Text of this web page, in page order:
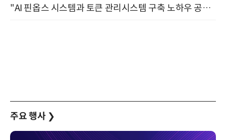
"AI 핀옵스 시스템과 토큰 관리시스템 구축 노하우 공개" 잠실 한국광고문화회관 2층 대회의실 (8/21)
주요 행사 ❯